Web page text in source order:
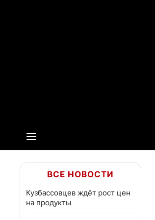
ВСЕ НОВОСТИ
Кузбассовцев ждёт рост цен
на продукты